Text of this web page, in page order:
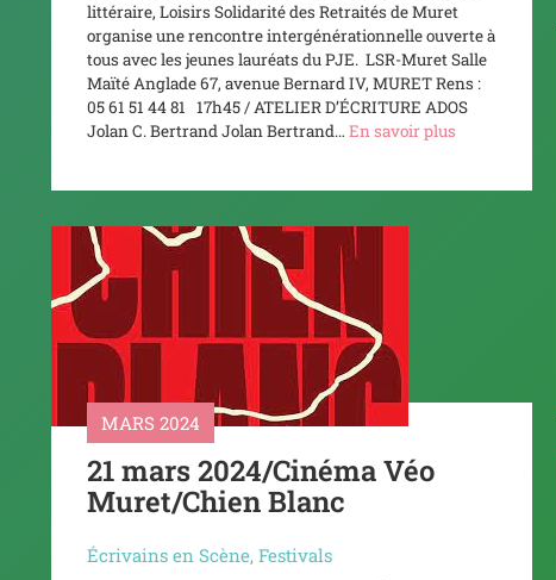
littéraire, Loisirs Solidarité des Retraités de Muret
organise une rencontre intergénérationnelle ouverte à
tous avec les jeunes lauréats du PJE. LSR-Muret Salle
Maïté Anglade 67, avenue Bernard IV, MURET Rens :
05 61 51 44 81 17h45 / ATELIER D’ÉCRITURE ADOS
Jolan C. Bertrand Jolan Bertrand…En savoir plus
MARS 2024
21 mars 2024/Cinéma Véo
Muret/Chien Blanc
Écrivains en Scène,Festivals